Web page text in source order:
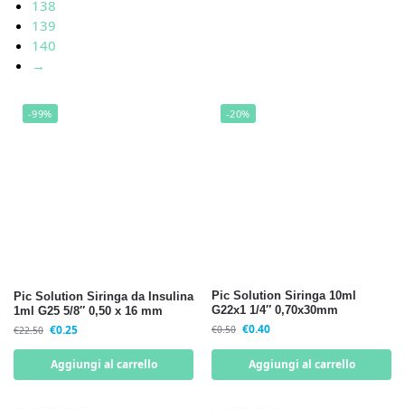
138
139
140
→
-99%
Pic Solution Siringa da Insulina
1ml G25 5/8″ 0,50 x 16 mm
€22.50 €0.25
Aggiungi al carrello
-20%
Pic Solution Siringa 10ml
G22x1 1/4″ 0,70x30mm
€0.50 €0.40
Aggiungi al carrello